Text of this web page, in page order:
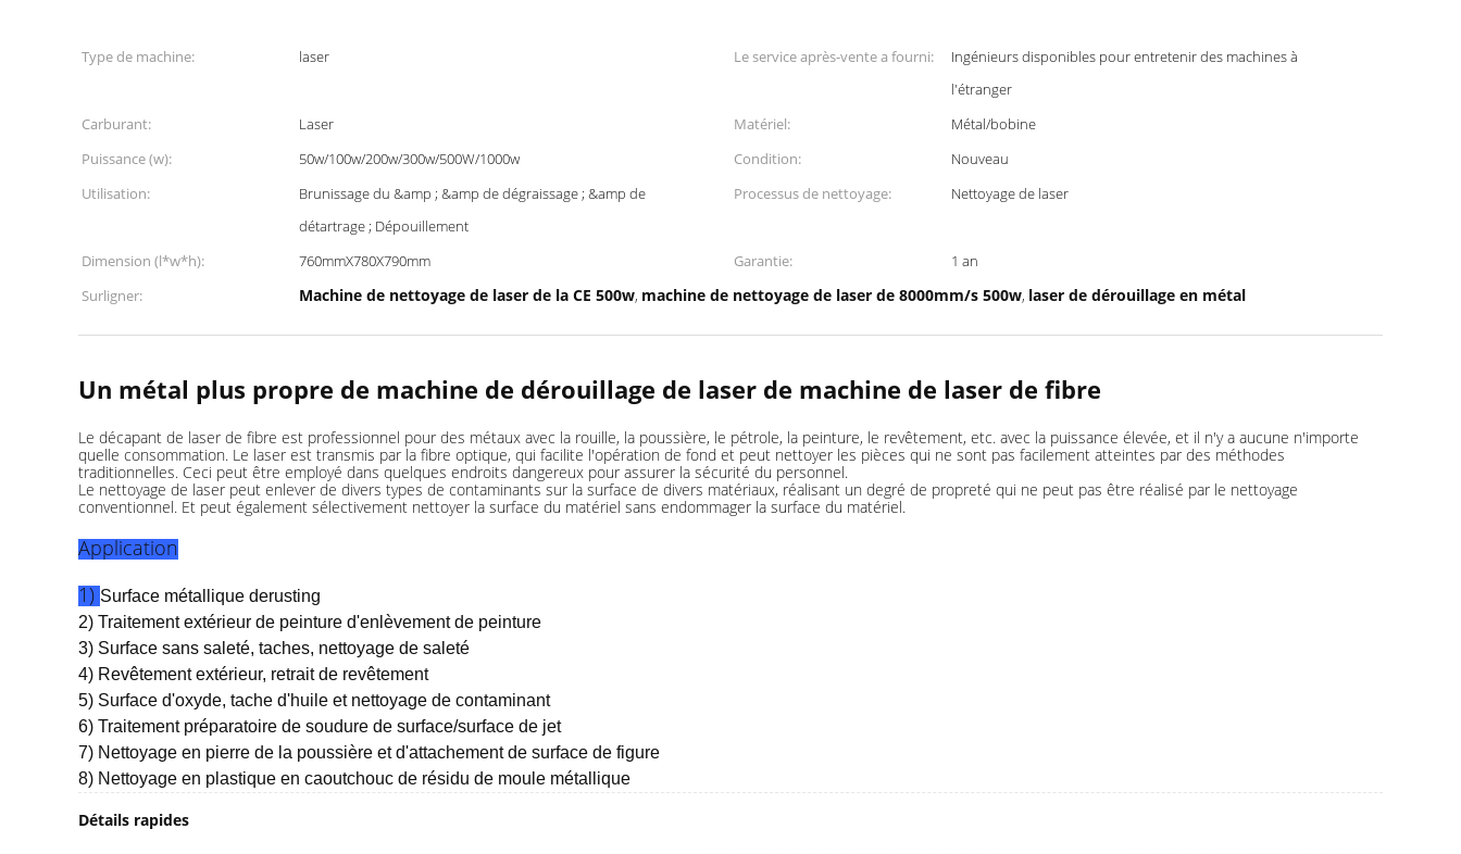
Type de machine: laser Le service après-vente a fourni:
Ingénieurs disponibles pour entretenir des machines à
l'étranger
Carburant:
Laser Matériel:
Métal/bobine
Puissance (w):
50w/100w/200w/300w/500W/1000w Condition:
Nouveau
Utilisation:
Brunissage du &amp ; &amp de dégraissage ; &amp de
détartrage ; Dépouillement
Processus de nettoyage: Nettoyage de laser
Dimension (l*w*h): 760mmX780X790mm Garantie:
1 an
Surligner:
Machine de nettoyage de laser de la CE 500w, machine de nettoyage de laser de 8000mm/s 500w, laser de dérouillage en métal
Un métal plus propre de machine de dérouillage de laser de machine de laser de fibre
Le décapant de laser de fibre est professionnel pour des métaux avec la rouille, la poussière, le pétrole, la peinture, le revêtement, etc. avec la puissance élevée, et il n'y a aucune n'importe
quelle consommation. Le laser est transmis par la fibre optique, qui facilite l'opération de fond et peut nettoyer les pièces qui ne sont pas facilement atteintes par des méthodes
traditionnelles. Ceci peut être employé dans quelques endroits dangereux pour assurer la sécurité du personnel.
Le nettoyage de laser peut enlever de divers types de contaminants sur la surface de divers matériaux, réalisant un degré de propreté qui ne peut pas être réalisé par le nettoyage
conventionnel. Et peut également sélectivement nettoyer la surface du matériel sans endommager la surface du matériel.
Application
1)Surface métallique derusting
2) Traitement extérieur de peinture d'enlèvement de peinture
3) Surface sans saleté, taches, nettoyage de saleté
4) Revêtement extérieur, retrait de revêtement
5) Surface d'oxyde, tache d'huile et nettoyage de contaminant
6) Traitement préparatoire de soudure de surface/surface de jet
7) Nettoyage en pierre de la poussière et d'attachement de surface de figure
8) Nettoyage en plastique en caoutchouc de résidu de moule métallique
Détails rapides